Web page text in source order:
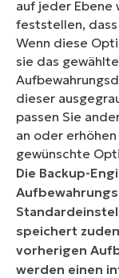
auf jeder Ebene
feststellen,
Wenn diese
sie das
dieser
passen Sie
an oder
gewünschte
Die Backup-
speichert
vorherigen
werden einen